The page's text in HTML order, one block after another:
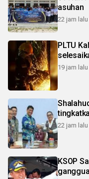
asuhan
22 jam lalu
PLTU
19 jam lalu
22 jam lalu
KSOP